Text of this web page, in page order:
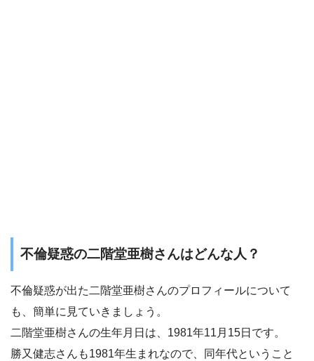
不倫疑惑の二階堂亜樹さんはどんな人？
不倫疑惑が出た二階堂亜樹さんのプロフィールについて
も、簡単に見ていきましょう。
二階堂亜樹さんの生年月日は、1981年11月15日です。
勝又健志さんも1981年生まれなので、同年代ということ